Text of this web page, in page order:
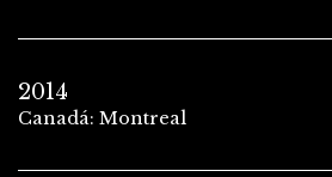
2014
Canadá: Montreal